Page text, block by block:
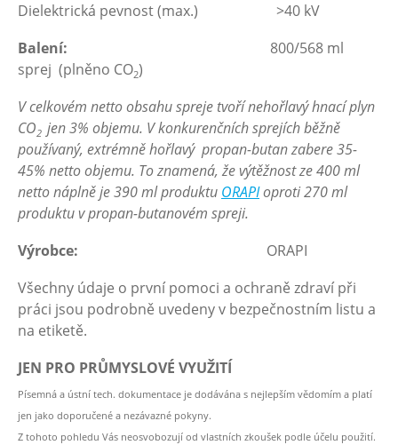
Dielektrická pevnost (max.) >40 kV
Balení: 800/568 ml
sprej (plněno CO2)
V celkovém netto obsahu spreje tvoří nehořlavý hnací plyn
CO2jen 3% objemu. V konkurenčních sprejích běžně
používaný, extrémně hořlavý propan-butan zabere 35-
45% netto objemu. To znamená, že výtěžnost ze 400 ml
netto náplně je 390 ml produktu ORAPIoproti 270 ml
produktu v propan-butanovém spreji.
Výrobce: ORAPI
Všechny údaje o první pomoci a ochraně zdraví při
práci jsou podrobně uvedeny v bezpečnostním listu a
na etiketě.
JEN PRO PRŮMYSLOVÉ VYUŽITÍ
Písemná a ústní tech. dokumentace je dodávána s nejlepším vědomím a platí
jen jako doporučené a nezávazné pokyny.
Z tohoto pohledu Vás neosvobozují od vlastních zkoušek podle účelu použití.